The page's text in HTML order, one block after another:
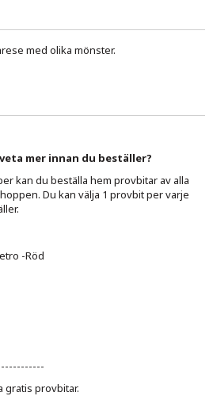
med olika mönster.
mer innan du beställer?
kan du beställa hem provbitar av alla
Du kan välja 1 provbit per varje
-Röd
gratis provbitar.